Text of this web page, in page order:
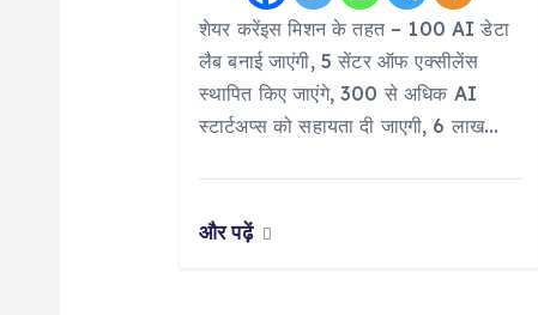
शेयर करेंइस मिशन के तहत – 100 AI डेटा
लैब बनाई जाएंगी, 5 सेंटर ऑफ एक्सीलेंस
स्थापित किए जाएंगे, 300 से अधिक AI
स्टार्टअप्स को सहायता दी जाएगी, 6 लाख…
और पढ़ें